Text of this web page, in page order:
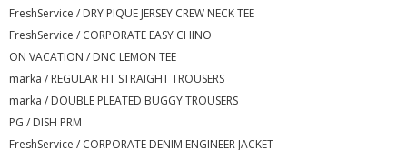
FreshService / DRY PIQUE JERSEY CREW NECK TEE
FreshService / CORPORATE EASY CHINO
ON VACATION / DNC LEMON TEE
marka / REGULAR FIT STRAIGHT TROUSERS
marka / DOUBLE PLEATED BUGGY TROUSERS
PG / DISH PRM
FreshService / CORPORATE DENIM ENGINEER JACKET